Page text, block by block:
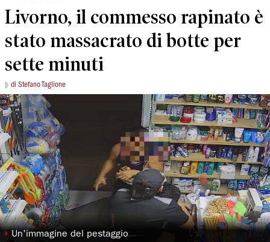
Livorno, il commesso rapinato è
stato massacrato di botte per
sette minuti
di Stefano Taglione
◗ Un'immagine del pestaggio